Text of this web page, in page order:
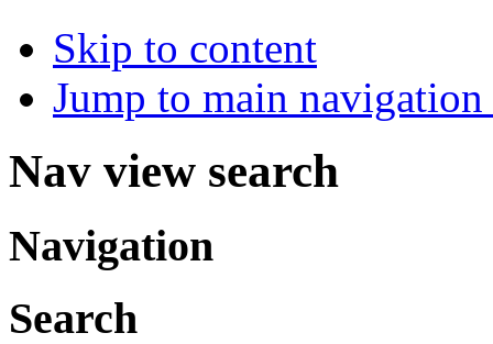
Skip to content
Jump to main
Nav view search
Navigation
Search